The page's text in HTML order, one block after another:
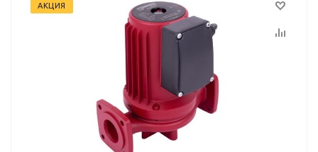
АКЦИЯ